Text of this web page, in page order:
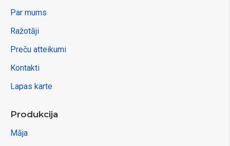
Par mums
Ražotāji
Preču atteikumi
Kontakti
Lapas karte
Produkcija
Māja